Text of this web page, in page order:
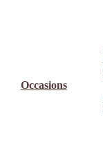
Occasions